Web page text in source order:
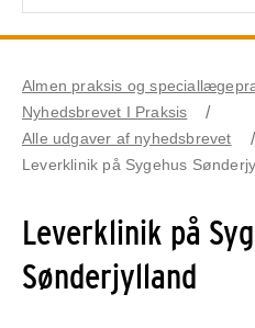
Almen praksis og
Nyhedsbrevet I Praksis
Alle udgaver af nyhedsbrevet
Leverklinik på Sygehus
Leverklinik på
Sønderjylland